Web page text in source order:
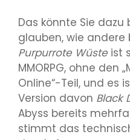
Das könnte Sie dazu
glauben, wie
Purpurrote Wüsteist
MMORPG, ohne den
Online“-Teil, und es
Version davon Black
Abyss bereits
stimmt das